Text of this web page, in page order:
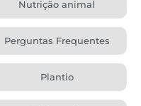
Nutrição animal
Perguntas Frequentes
Plantio